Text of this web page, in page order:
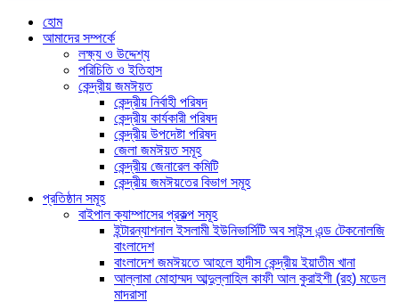
হোম
আমাদের সম্পর্কে
লক্ষ্য ও উদ্দেশ্য
পরিচিতি ও ইতিহাস
কেন্দ্রীয় জমঈয়ত
কেন্দ্রীয় নির্বাহী পরিষদ
কেন্দ্রীয় কার্যকারী পরিষদ
কেন্দ্রীয় উপদেষ্টা পরিষদ
জেলা জমঈয়ত সমূহ
কেন্দ্রীয় জেনারেল কমিটি
কেন্দ্রীয় জমঈয়তের বিভাগ সমূহ
প্রতিষ্ঠান সমূহ
বাইপাল ক্যাম্পাসের প্রকল্প সমূহ
ইন্টারন্যাশনাল ইসলামী ইউনিভার্সিটি অব সাইন্স এন্ড টেকনোলজি
বাংলাদেশ
বাংলাদেশ জমঈয়তে আহলে হাদীস কেন্দ্রীয় ইয়াতীম খানা
আল্লামা মোহাম্মদ আব্দুল্লাহিল কাফী আল কুরাইশী (রহ) মডেল
মাদরাসা